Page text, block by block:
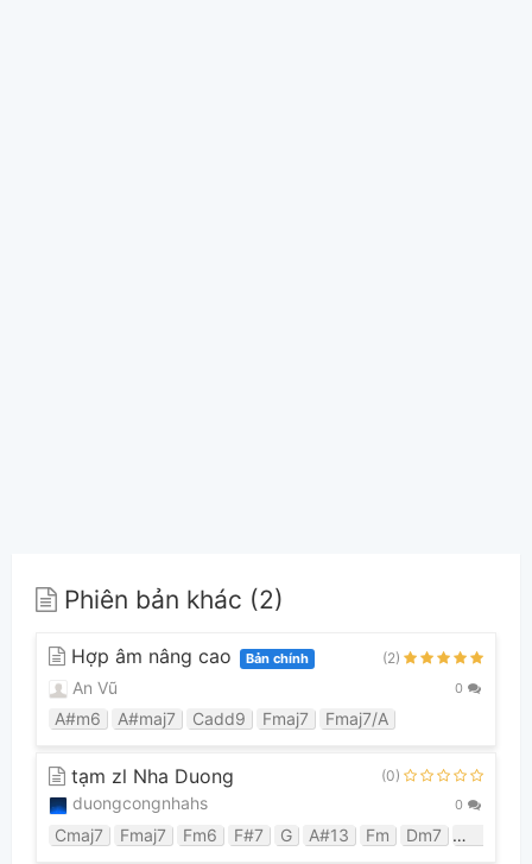
Phiên bản khác (2)
Hợp âm nâng cao Bản chính (2)
An Vũ 0
A#m6 A#maj7 Cadd9 Fmaj7 Fmaj7/A
tạm zl Nha Duong (0)
duongcongnhahs 0
Cmaj7 Fmaj7 Fm6 F#7 G A#13 Fm Dm7 G#maj7